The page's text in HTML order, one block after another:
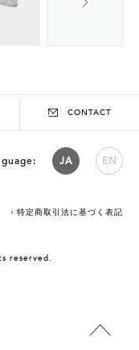
CONTACT
JA EN
特定商取引法に基づく表記
reserved.